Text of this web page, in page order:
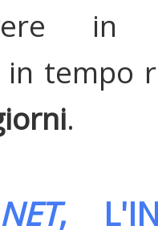
in
in tempo
.
NET,